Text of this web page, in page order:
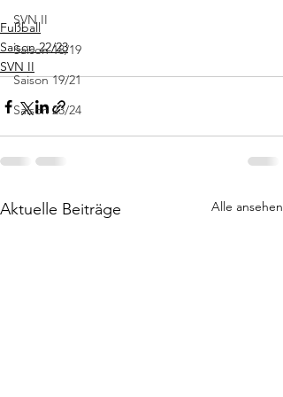
SVN II
Saison 18/19
Saison 19/21
Saison 23/24
Fußball
Saison 22/23
SVN II
Aktuelle Beiträge Alle ansehen